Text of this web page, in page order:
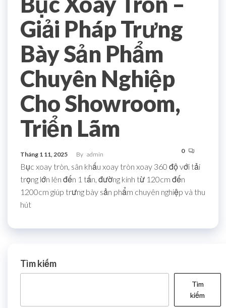
Giải Pháp Trưng
Bày Sản Phẩm
Chuyên Nghiệp
Cho Showroom,
Triển Lãm
Tháng 1 11, 2025 By admin 0
Bục xoay tròn, sân khấu xoay tròn xoay 360 độ với tải
trọng lớn lên đến 1 tấn, đường kính từ 120cm đến
1200cm giúp trưng bày sản phẩm chuyên nghiệp và thu
hút
Tìm kiếm
Tìm
kiếm